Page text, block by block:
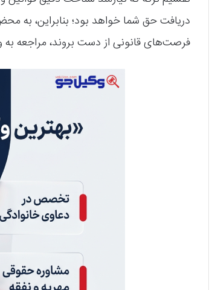
دریافت حق شما خواهد بود؛ بنابراین، به
فرصت‌های قانونی از دست بروند، مراجعه